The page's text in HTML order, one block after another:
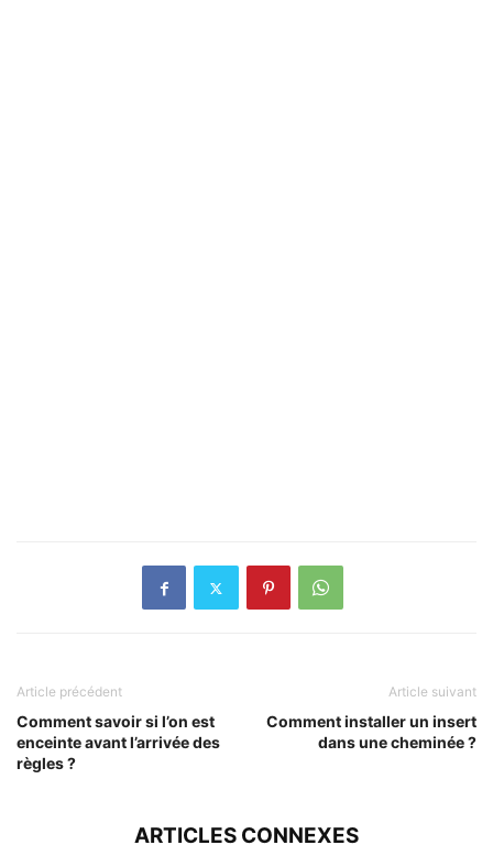
Article précédent
Comment savoir si l’on est
enceinte avant l’arrivée des
règles ?
Article suivant
Comment installer un insert
dans une cheminée ?
ARTICLES CONNEXES